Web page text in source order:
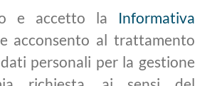
e accetto la Informativa
acconsento al trattamento
personali per la gestione